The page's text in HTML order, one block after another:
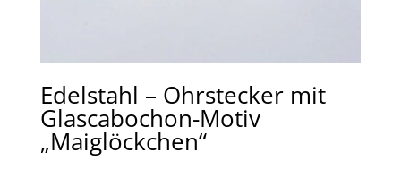
Edelstahl – Ohrstecker mit
Glascabochon-Motiv
„Maiglöckchen“